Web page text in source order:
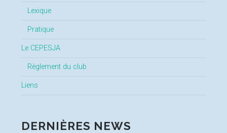
Lexique
Pratique
Le CEPESJA
Règlement du club
Liens
DERNIÈRES NEWS